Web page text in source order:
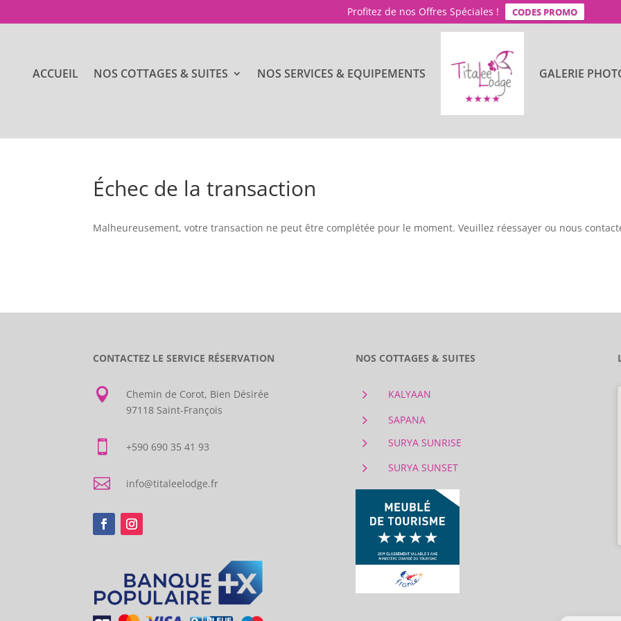
Profitez de nos Offres Spéciales ! CODES PROMO
ACCUEIL NOS COTTAGES & SUITES NOS SERVICES & EQUIPEMENTS GALERIE
Échec de la transaction
Malheureusement, votre transaction ne peut être complétée pour le moment. Veuillez réessayer ou nous
CONTACTEZ LE SERVICE RÉSERVATION

Chemin de Corot, Bien Désirée
97118 Saint-François
 +590 690 35 41 93
 info@titaleelodge.fr
NOS COTTAGES & SUITES
5 KALYAAN
5 SAPANA
5 SURYA SUNRISE
5 SURYA SUNSET